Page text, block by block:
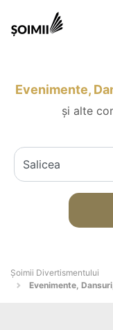
Evenimente,
și alte
Şoimii Divertismentului
Evenimente,